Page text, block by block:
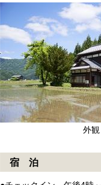
外観
宿 泊